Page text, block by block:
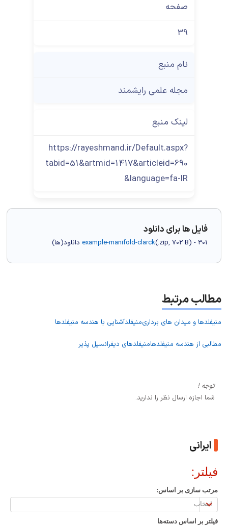
صفحه
39
نام منبع
مجله علمی رایشمند
لینک منبع
https://rayeshmand.ir/Default.aspx?
tabid=51&artmid=1417&articleid=690
&language=fa-IR
فایل ها برای دانلود
example-manifold-clarck(.zip, 702 B) - 301 دانلود(ها)
مطالب مرتبط
منیفلدها و میدان های برداریمنیفلدآشنایی با هندسه منیفلدها
مطالبی از هندسه منیفلدهامنیفلدهای دیفرانسیل پذیر
توجه !
شما اجازه ارسال نظر را ندارید.
ایرانی
فیلتر:
مرتب سازی بر اساس:
مرتب
سازی
فیلتر بر اساس دسته‌ها